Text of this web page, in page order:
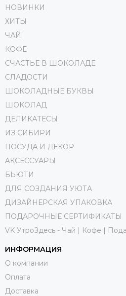
НОВИНКИ
ХИТЫ
ЧАЙ
КОФЕ
СЧАСТЬЕ В ШОКОЛАДЕ
СЛАДОСТИ
ШОКОЛАДНЫЕ БУКВЫ
ШОКОЛАД
ДЕЛИКАТЕСЫ
ИЗ СИБИРИ
ПОСУДА И ДЕКОР
АКСЕССУАРЫ
БЬЮТИ
ДЛЯ СОЗДАНИЯ УЮТА
ДИЗАЙНЕРСКАЯ УПАКОВКА
ПОДАРОЧНЫЕ СЕРТИФИКАТЫ
VK УтроЗдесь - Чай | Кофе |
ИНФОРМАЦИЯ
О компании
Оплата
Доставка